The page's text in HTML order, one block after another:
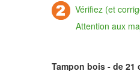
Vérifiez (et
Attention aux
Tampon bois - de 21